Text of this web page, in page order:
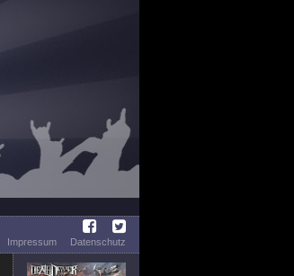
Impressum
Datenschutz